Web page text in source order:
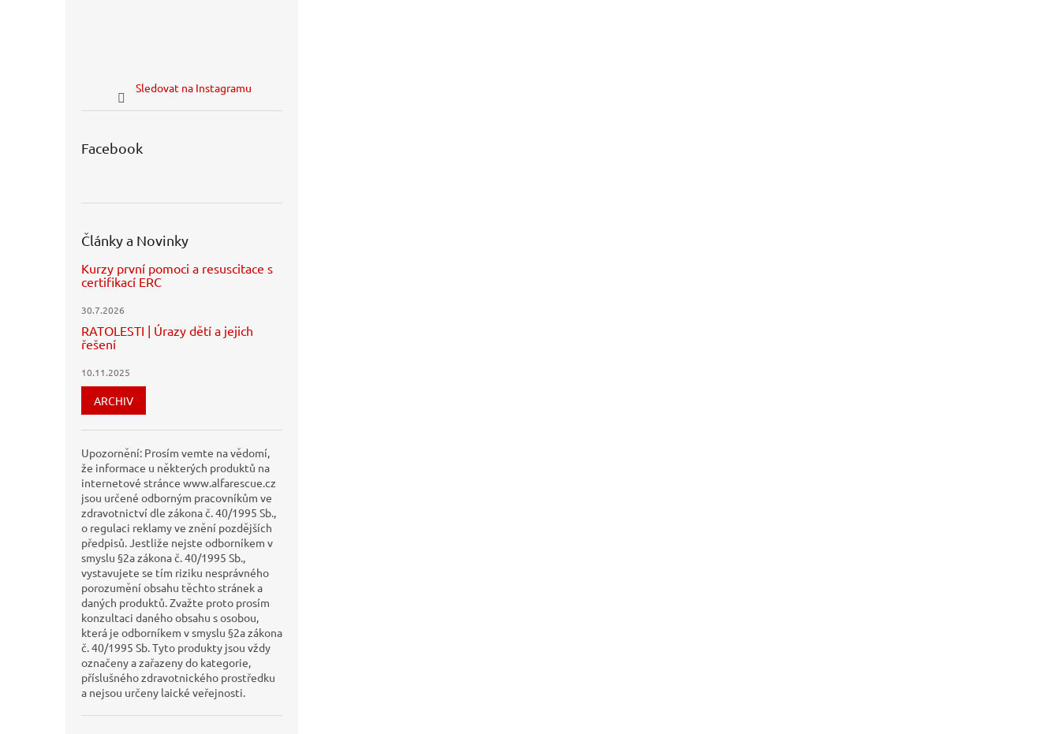
Sledovat na Instagramu
Facebook
Články a Novinky
Kurzy první pomoci a resuscitace s
certifikací ERC
30.7.2026
RATOLESTI | Úrazy dětí a jejich
řešení
10.11.2025
ARCHIV
Upozornění: Prosím vemte na vědomí,
že informace u některých produktů na
internetové stránce www.alfarescue.cz
jsou určené odborným pracovníkům ve
zdravotnictví dle zákona č. 40/1995 Sb.,
o regulaci reklamy ve znění pozdějších
předpisů. Jestliže nejste odborníkem v
smyslu §2a zákona č. 40/1995 Sb.,
vystavujete se tím riziku nesprávného
porozumění obsahu těchto stránek a
daných produktů. Zvažte proto prosím
konzultaci daného obsahu s osobou,
která je odborníkem v smyslu §2a zákona
č. 40/1995 Sb. Tyto produkty jsou vždy
označeny a zařazeny do kategorie,
příslušného zdravotnického prostředku
a nejsou určeny laické veřejnosti.